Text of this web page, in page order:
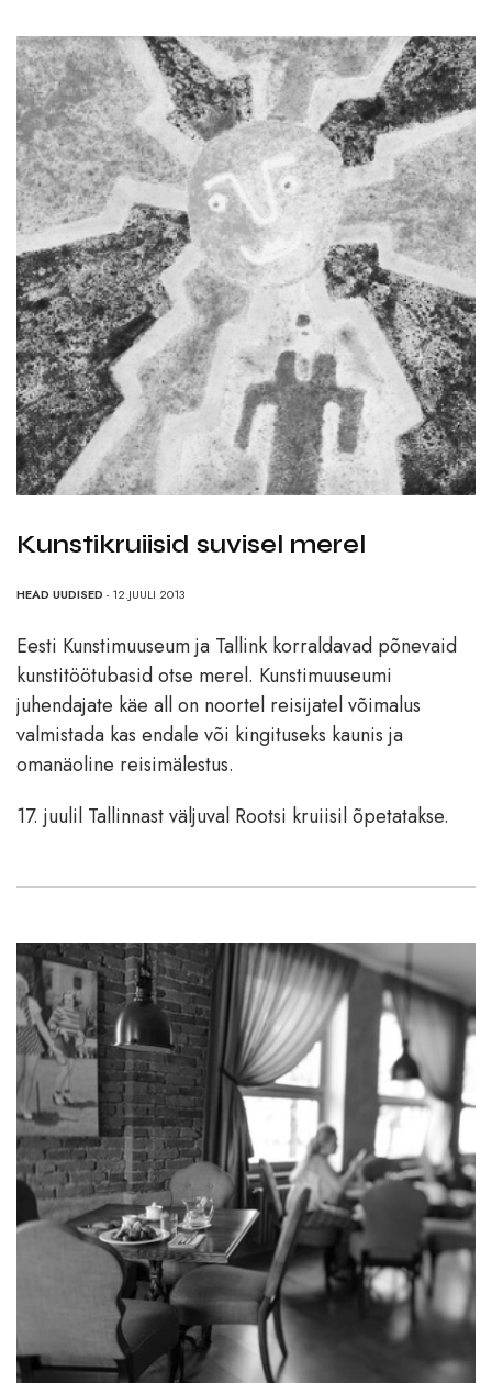
Kunstikruiisid suvisel merel
HEAD UUDISED - 12.JUULI 2013
Eesti Kunstimuuseum ja Tallink korraldavad põnevaid
kunstitöötubasid otse merel. Kunstimuuseumi
juhendajate käe all on noortel reisijatel võimalus
valmistada kas endale või kingituseks kaunis ja
omanäoline reisimälestus.
17. juulil Tallinnast väljuval Rootsi kruiisil õpetatakse.